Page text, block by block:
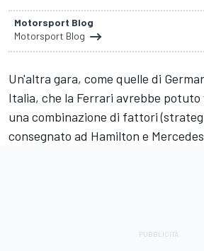
Motorsport Blog
Motorsport Blog
Un'altra gara, come quelle di
Italia, che la Ferrari avrebbe potuto
una combinazione di fattori
consegnato ad Hamilton e